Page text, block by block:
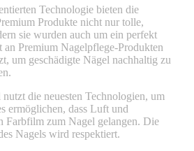
Technologie bieten die
Produkte nicht nur tolle,
sie wurden auch um ein perfekt
an Premium Nagelpflege-Produkten
um geschädigte Nägel nachhaltig zu
die neuesten Technologien, um
ermöglichen, dass Luft und
Farbfilm zum Nagel gelangen. Die
Nagels wird respektiert.